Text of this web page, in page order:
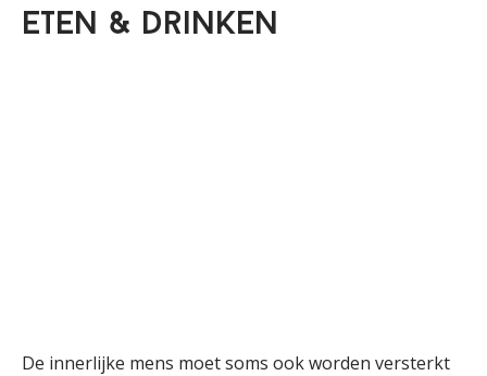
Eten & drinken
De innerlijke mens moet soms ook worden versterkt